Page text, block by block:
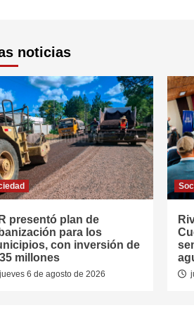
noticias
presentó plan de
para los
con inversión de
millones
jueves 6 de agosto de 2026